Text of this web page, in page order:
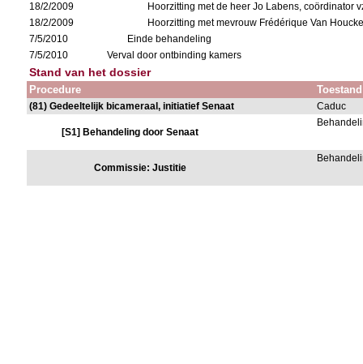
18/2/2009
Hoorzitting met de heer Jo Labens, coördinator
18/2/2009
Hoorzitting met mevrouw Frédérique Van
7/5/2010
Einde behandeling
7/5/2010
Verval door ontbinding kamers
Stand van het dossier
Procedure Toestand
(81) Gedeeltelijk bicameraal, initiatief Senaat Caduc
[S1] Behandeling door Senaat
Commissie: Justitie